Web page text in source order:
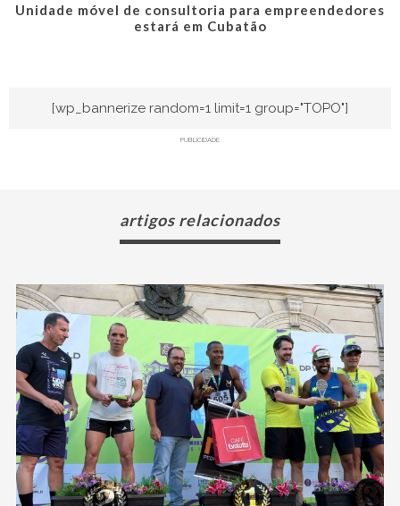
Unidade móvel de consultoria para empreendedores
estará em Cubatão
[wp_bannerize random=1 limit=1 group="TOPO"]
PUBLICIDADE
artigos relacionados